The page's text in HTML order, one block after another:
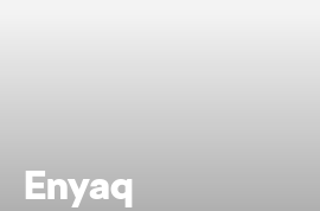
Enyaq